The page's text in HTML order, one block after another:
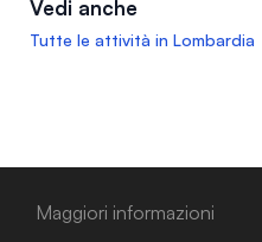
Vedi anche
Tutte le attività in Lombardia
Maggiori informazioni